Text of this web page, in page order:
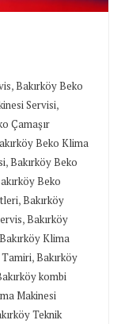
,Bakırköy Beko
Servisi,
Çamaşır
Beko Klima
,Bakırköy Beko
Beko
,Bakırköy
,Bakırköy
Bakırköy Klima
Tamiri,Bakırköy
kombi
Makinesi
Teknik